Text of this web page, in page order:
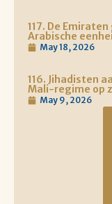
117. De
Arabische
May 18, 2026
116. Jihadisten
Mali-regime op
May 9, 2026